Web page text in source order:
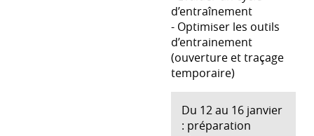
d’entraînement
- Optimiser les outils
d’entrainement
(ouverture et traçage
temporaire)
Du 12 au 16 janvier
: préparation